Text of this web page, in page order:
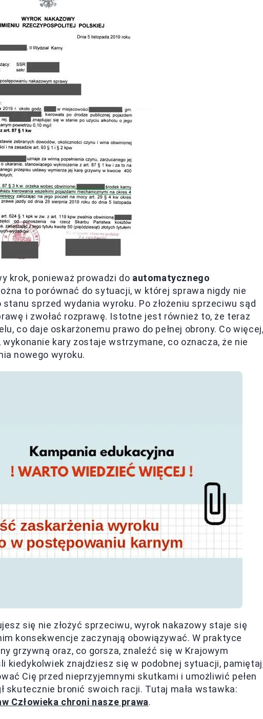
krok, ponieważ prowadzi do automatycznego
to porównać do sytuacji, w której sprawa nigdy nie
sprzed wydania wyroku. Po złożeniu sprzeciwu sąd
i zwołać rozprawę. Istotne jest również to, że teraz
co daje oskarżonemu prawo do pełnej obrony. Co
kary zostaje wstrzymane, co oznacza, że nie
nowego wyroku.
się nie złożyć sprzeciwu, wyrok nakazowy staje się
konsekwencje zaczynają obowiązywać. W praktyce
grzywną oraz, co gorsza, znaleźć się w Krajowym
kiedykolwiek znajdziesz się w podobnej sytuacji,
Cię przed nieprzyjemnymi skutkami i umożliwić pełen
skutecznie bronić swoich racji. Tutaj mała wstawka:
Człowieka chroni nasze prawa.